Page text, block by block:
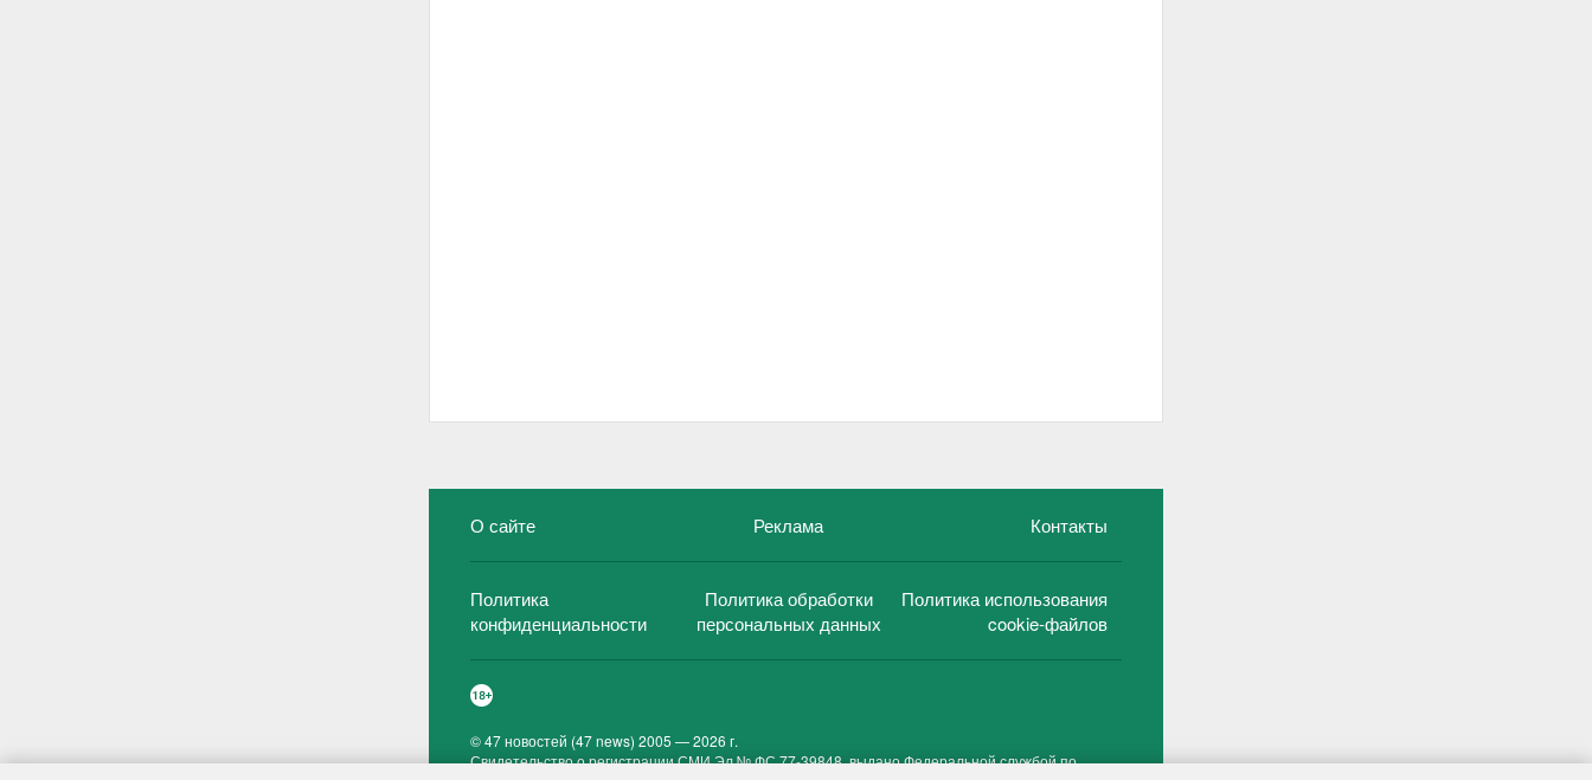
О сайте Реклама Контакты
Политика
конфиденциальности
Политика обработки
персональных данных
Политика использования
cookie-файлов
©47 новостей (47 news) 2005 — 2026 г.
Свидетельство о регистрации СМИ Эл № ФС 77-39848, выдано Федеральной службой по